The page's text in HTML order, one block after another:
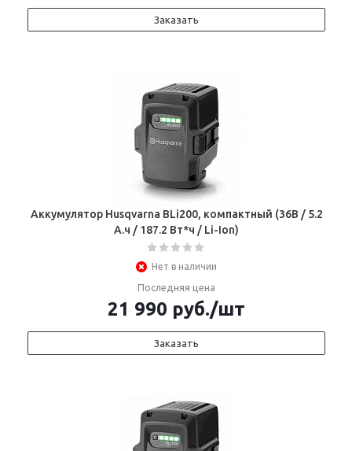
Заказать
Аккумулятор Husqvarna BLi200, компактный (36В / 5.2
А.ч / 187.2 Вт*ч / Li-Ion)
Нет в наличии
Последняя цена
21 990 руб./шт
Заказать